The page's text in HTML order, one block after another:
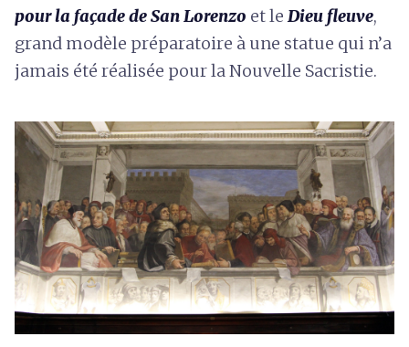
pour la façade de San Lorenzo et leDieu fleuve,
grand modèle préparatoire à une statue qui n’a
jamais été réalisée pour la Nouvelle Sacristie.